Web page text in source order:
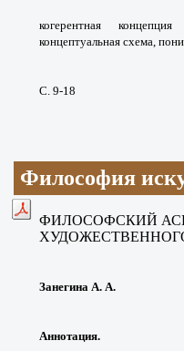
когерентная концепция
концептуальная схема,
С. 9-18
Философия
ФИЛОСОФСКИЙ
Занегина А. А.
Аннотация.